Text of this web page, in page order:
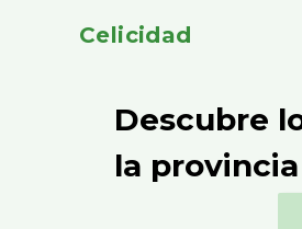
Celicidad
Descubre
la